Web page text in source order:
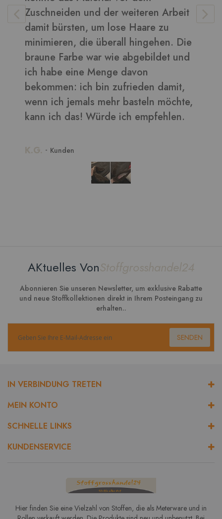
Arbeit
zu
Die
und
damit,
möchte,
empfehlen.
AKtuelles VonStoffgrosshandel24
Abonnieren Sie unseren Newsletter, um exklusive Rabatte
und neue Stoffkollektionen direkt in Ihrem Posteingang zu
erhalten..
SENDEN
IN VERBINDUNG TRETEN
MEIN KONTO
SCHNELLE LINKS
KUNDENSERVICE
Hier finden Sie eine Vielzahl von Stoffen, die als Meterware und in